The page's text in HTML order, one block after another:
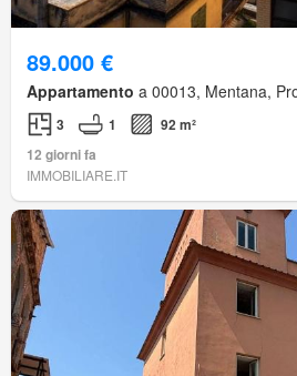
89.000 €
Appartamento a 00013, Mentana,
3 1
92 m²
12 giorni fa
IMMOBILIARE.IT